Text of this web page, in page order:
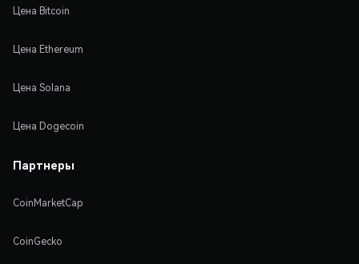
Цена Bitcoin
Цена Ethereum
Цена Solana
Цена Dogecoin
Партнеры
CoinMarketCap
CoinGecko